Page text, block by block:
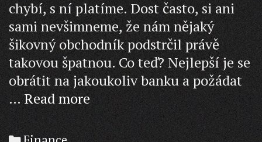
chybí, s ní platíme. Dost často, si ani
sami nevšimneme, že nám nějaký
šikovný obchodník podstrčil právě
takovou špatnou. Co teď? Nejlepší je se
obrátit na jakoukoliv banku a požádat
…Read moreCo
dělat
s